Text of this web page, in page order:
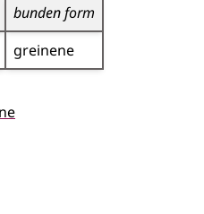
bunden form
greinene